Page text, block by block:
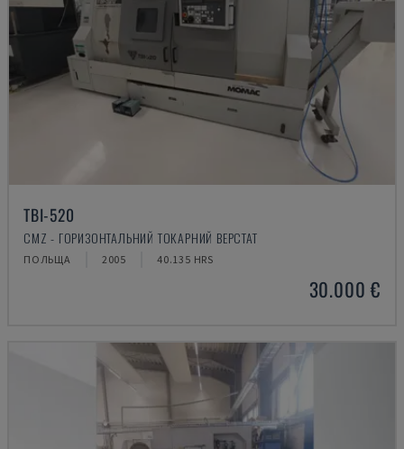
TBI-520
CMZ - ГОРИЗОНТАЛЬНИЙ ТОКАРНИЙ ВЕРСТАТ
ПОЛЬЩА 2005 40.135 HRS
30.000 €